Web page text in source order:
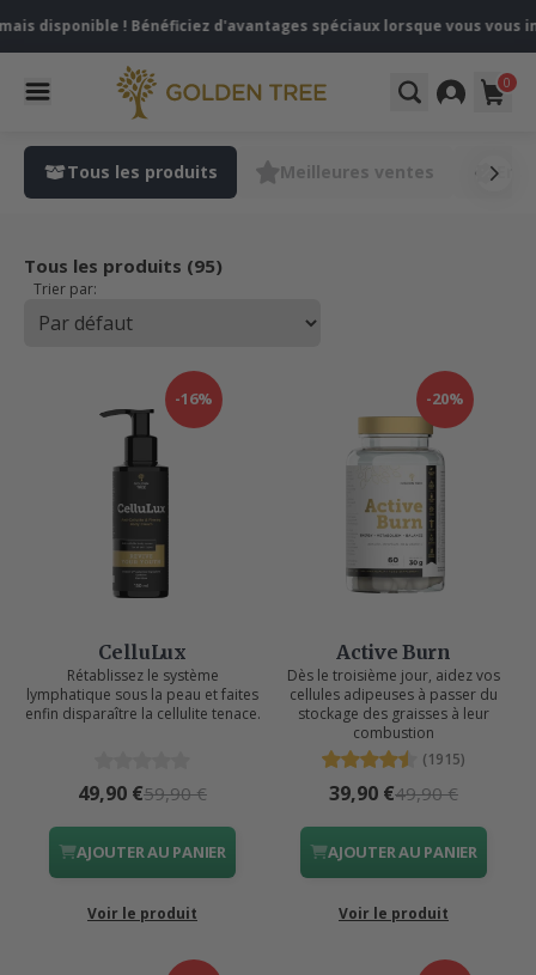
disponible ! Bénéficiez d'avantages spéciaux lorsque vous vous
0
Tous les produits Meilleures ventes En
Tous les produits (95)
Trier par:
-16%
CelluLux
Rétablissez le système
lymphatique sous la peau et faites
enfin disparaître la cellulite tenace.
49,90 €59,90 €
AJOUTER AU PANIER
Voir le produit
-20%
Active Burn
Dès le troisième jour, aidez vos
cellules adipeuses à passer du
stockage des graisses à leur
combustion
(1915)
39,90 €49,90 €
AJOUTER AU PANIER
Voir le produit